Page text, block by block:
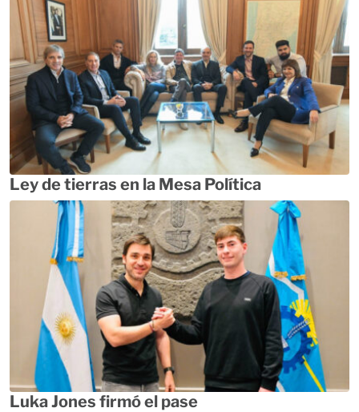
Ley de tierras en la Mesa Política
Luka Jones firmó el pase